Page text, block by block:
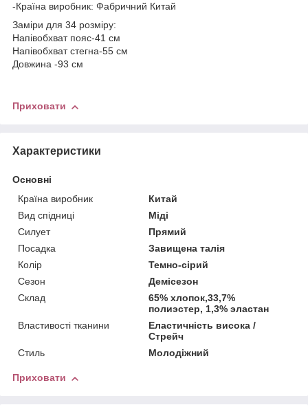
-Країна виробник: Фабричний Китай
Заміри для 34 розміру:
Напівобхват пояс-41 см
Напівобхват стегна-55 см
Довжина -93 см
Приховати
Характеристики
Основні
Країна виробник
Китай
Вид спідниці
Міді
Силует
Прямий
Посадка
Завищена талія
Колір
Темно-сірий
Сезон
Демісезон
Склад
65% хлопок,33,7%
полиэстер, 1,3% эластан
Властивості тканини
Еластичність висока /
Стрейч
Стиль
Молодіжний
Приховати